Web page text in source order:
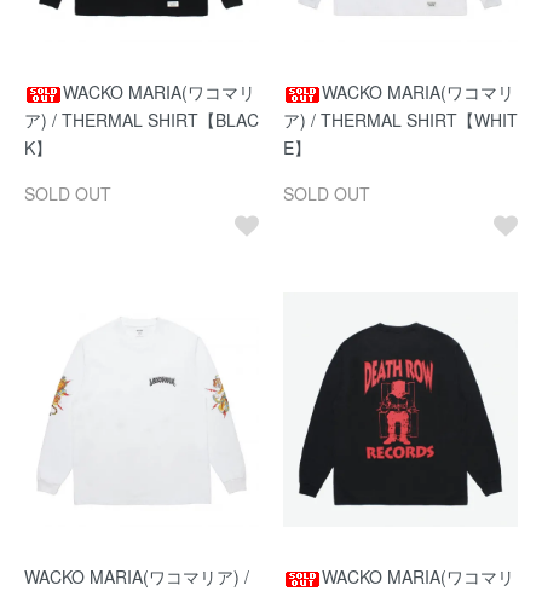
WACKO MARIA(ワコマリ
ア) / THERMAL SHIRT【BLAC
K】
SOLD OUT
WACKO MARIA(ワコマリ
ア) / THERMAL SHIRT【WHIT
E】
SOLD OUT
WACKO MARIA(ワコマリア) /
WACKO MARIA(ワコマリ